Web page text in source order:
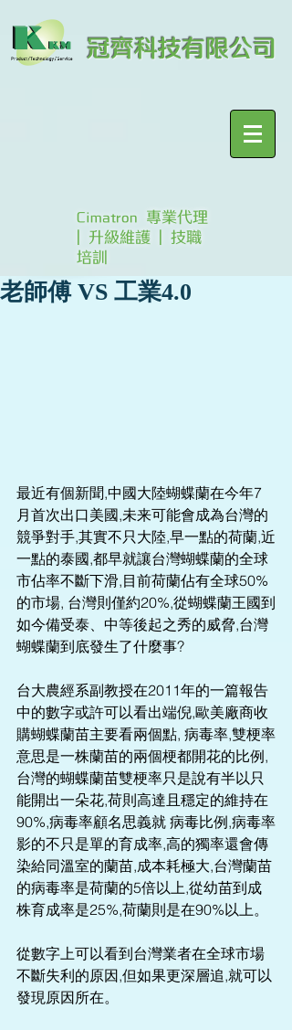
冠齊科技有限公司
Cimatron 專業代理
| 升級維護 | 技職
培訓
老師傅 VS 工業4.0
最近有個新聞,中國大陸蝴蝶蘭在今年7
月首次出口美國,未来可能會成為台灣的
競爭對手,其實不只大陸,早一點的荷蘭,近
一點的泰國,都早就讓台灣蝴蝶蘭的全球
市佔率不斷下滑,目前荷蘭佔有全球50%
的市場, 台灣則僅約20%,從蝴蝶蘭王國到
如今備受泰、中等後起之秀的威脅,台灣
蝴蝶蘭到底發生了什麼事?
台大農經系副教授在2011年的一篇報告
中的數字或許可以看出端倪,歐美廠商收
購蝴蝶蘭苗主要看兩個點, 病毒率,雙梗率
意思是一株蘭苗的兩個梗都開花的比例,
台灣的蝴蝶蘭苗雙梗率只是說有半以只
能開出一朵花,荷則高達且穩定的維持在
90%,病毒率顧名思義就 病毒比例,病毒率
影的不只是單的育成率,高的獨率還會傳
染給同溫室的蘭苗,成本耗極大,台灣蘭苗
的病毒率是荷蘭的5倍以上,從幼苗到成
株育成率是25%,荷蘭則是在90%以上。
從數字上可以看到台灣業者在全球市場
不斷失利的原因,但如果更深層追,就可以
發現原因所在。